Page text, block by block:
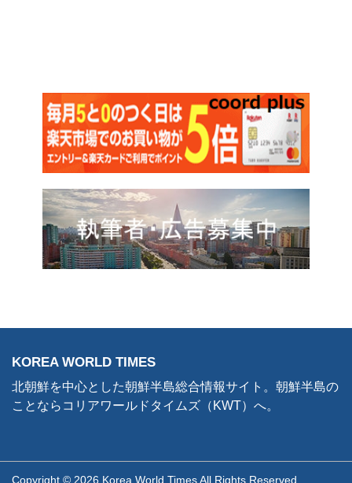
KOREA WORLD TIMES
北朝鮮を中心とした朝鮮半島総合情報サイト。朝鮮半島の
ことならコリアワールドタイムズ（KWT）へ。
Copyright © 2026 Korea World Times All Rights Reserved